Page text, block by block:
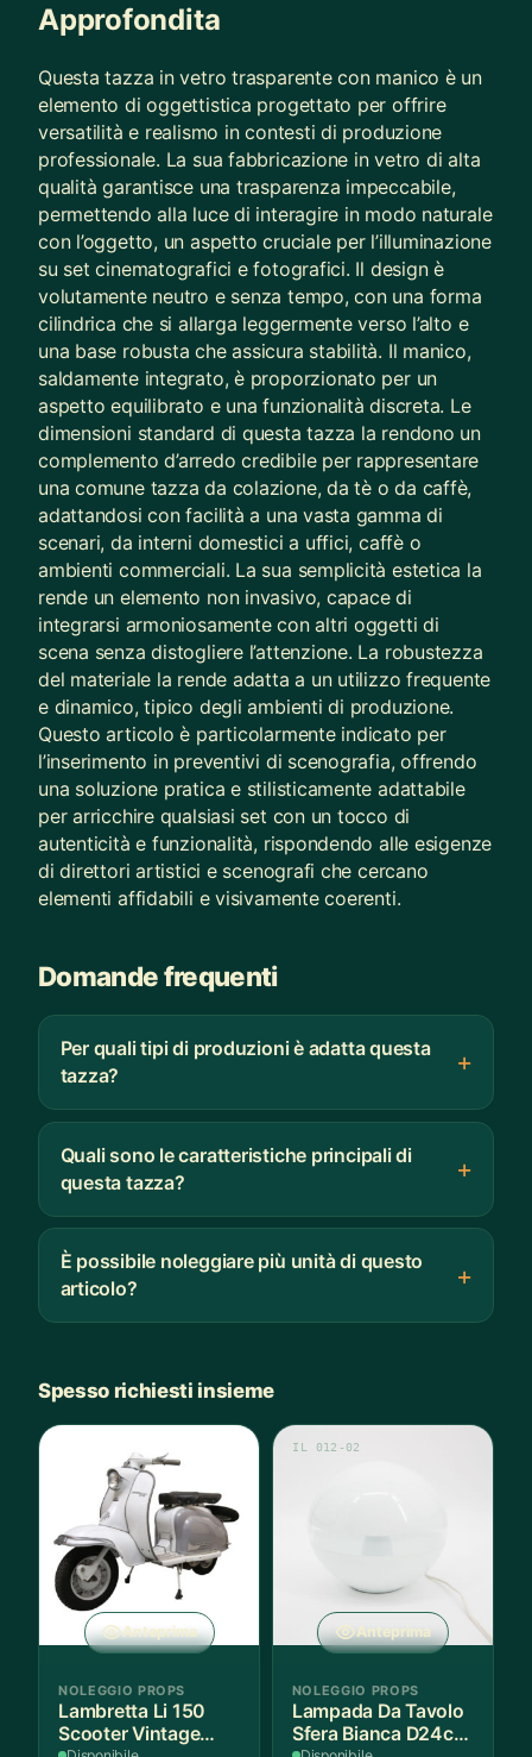
Approfondita
Questa tazza in vetro trasparente con manico è un
elemento di oggettistica progettato per offrire
versatilità e realismo in contesti di produzione
professionale. La sua fabbricazione in vetro di alta
qualità garantisce una trasparenza impeccabile,
permettendo alla luce di interagire in modo naturale
con l’oggetto, un aspetto cruciale per l’illuminazione
su set cinematografici e fotografici. Il design è
volutamente neutro e senza tempo, con una forma
cilindrica che si allarga leggermente verso l’alto e
una base robusta che assicura stabilità. Il manico,
saldamente integrato, è proporzionato per un
aspetto equilibrato e una funzionalità discreta. Le
dimensioni standard di questa tazza la rendono un
complemento d’arredo credibile per rappresentare
una comune tazza da colazione, da tè o da caffè,
adattandosi con facilità a una vasta gamma di
scenari, da interni domestici a uffici, caffè o
ambienti commerciali. La sua semplicità estetica la
rende un elemento non invasivo, capace di
integrarsi armoniosamente con altri oggetti di
scena senza distogliere l’attenzione. La robustezza
del materiale la rende adatta a un utilizzo frequente
e dinamico, tipico degli ambienti di produzione.
Questo articolo è particolarmente indicato per
l’inserimento in preventivi di scenografia, offrendo
una soluzione pratica e stilisticamente adattabile
per arricchire qualsiasi set con un tocco di
autenticità e funzionalità, rispondendo alle esigenze
di direttori artistici e scenografi che cercano
elementi affidabili e visivamente coerenti.
Domande frequenti
Per quali tipi di produzioni è adatta questa
tazza?
Quali sono le caratteristiche principali di
questa tazza?
È possibile noleggiare più unità di questo
articolo?
Spesso richiesti insieme
Anteprima
NOLEGGIO PROPS
Lambretta Li 150
Scooter Vintage
Anteprima
IL 012-02
NOLEGGIO PROPS
Lampada Da Tavolo
Sfera Bianca D24cm